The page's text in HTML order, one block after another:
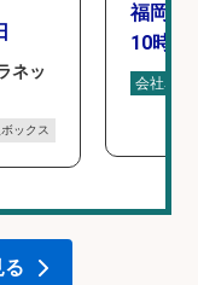
ネッ
ックス
福岡「
10時間
会社名
る